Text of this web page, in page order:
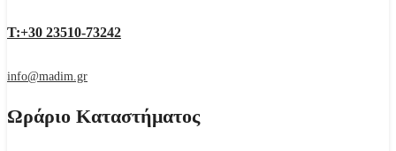
Τ:+30 23510-73242
info@madim.gr
Ωράριο Καταστήματος